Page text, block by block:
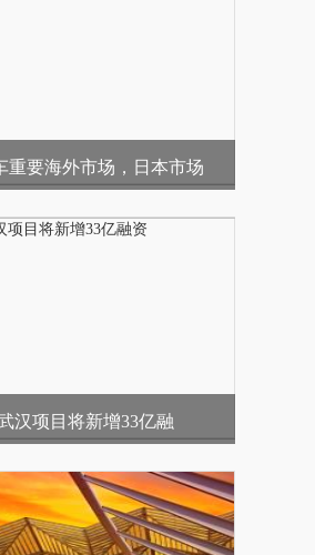
重要海外市场，日本市场
汉项目将新增33亿融